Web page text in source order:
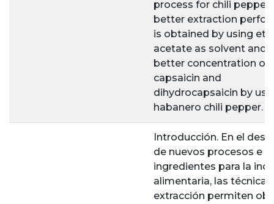
process for chili
better extraction
is obtained by using
acetate as solvent and
better concentration of
capsaicin and
dihydrocapsaicin by
habanero chili pepper.
Introducción. En el
de nuevos procesos e
ingredientes para la
alimentaria, las
extracción permiten